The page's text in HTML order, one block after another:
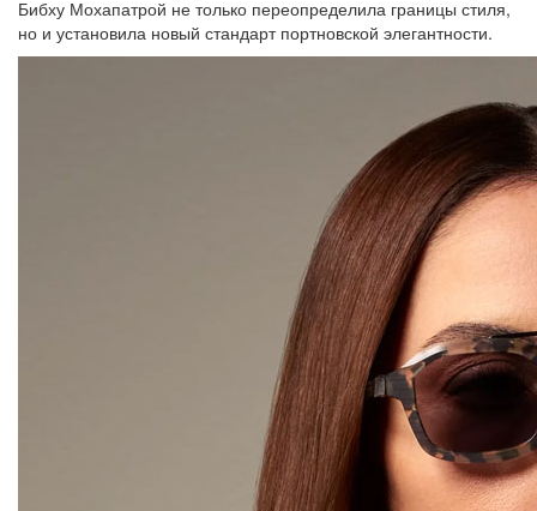
Бибху Мохапатрой не только переопределила границы стиля,
но и установила новый стандарт портновской элегантности.